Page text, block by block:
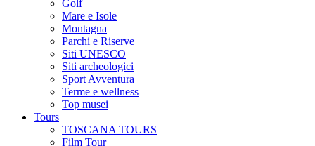
Golf
Mare e Isole
Montagna
Parchi e Riserve
Siti UNESCO
Siti archeologici
Sport Avventura
Terme e wellness
Top musei
Tours
TOSCANA TOURS
Film Tour